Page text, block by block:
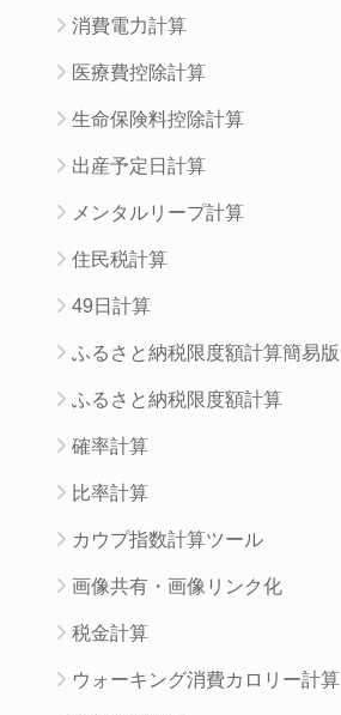
消費電力計算
医療費控除計算
生命保険料控除計算
出産予定日計算
メンタルリープ計算
住民税計算
49日計算
ふるさと納税限度額計算簡易版
ふるさと納税限度額計算
確率計算
比率計算
カウプ指数計算ツール
画像共有・画像リンク化
税金計算
ウォーキング消費カロリー計算